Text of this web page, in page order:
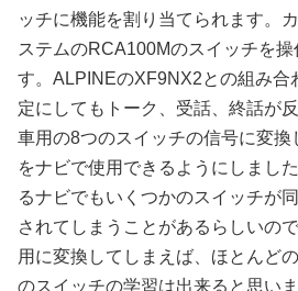
ッチに機能を割り当てられます。
ステムのRCA100Mのスイッチを
す。ALPINEのXF9NX2との組み合
定にしてもトーク、受話、終話が
車用の8つのスイッチの信号に変換
をナビで使用できるようにしまし
るナビでもいくつかのスイッチが
されてしまうことがあるらしいの
用に変換してしまえば、ほとんど
のスイッチの学習は出来ると思いま